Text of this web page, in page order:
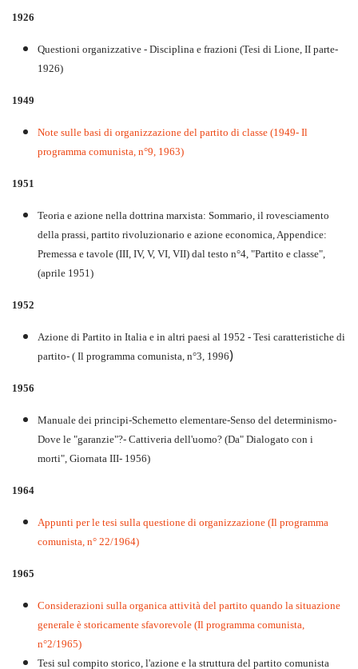
1926
Questioni organizzative - Disciplina e frazioni (Tesi di Lione, II parte-
1926)
1949
Note sulle basi di organizzazione del partito di classe (1949- Il
programma comunista, n°9, 1963)
1951
Teoria e azione nella dottrina marxista: Sommario, il rovesciamento
della prassi, partito rivoluzionario e azione economica, Appendice:
Premessa e tavole (III, IV, V, VI, VII) dal testo n°4, "Partito e classe",
(aprile 1951)
1952
Azione di Partito in Italia e in altri paesi al 1952 - Tesi caratteristiche di
partito- ( Il programma comunista, n°3, 1996)
1956
Manuale dei principi-Schemetto elementare-Senso del determinismo-
Dove le "garanzie"?- Cattiveria dell'uomo? (Da" Dialogato con i
morti", Giornata III- 1956)
1964
Appunti per le tesi sulla questione di organizzazione (Il programma
comunista, n° 22/1964)
1965
Considerazioni sulla organica attività del partito quando la situazione
generale è storicamente sfavorevole (Il programma comunista,
n°2/1965)
Tesi sul compito storico, l'azione e la struttura del partito comunista